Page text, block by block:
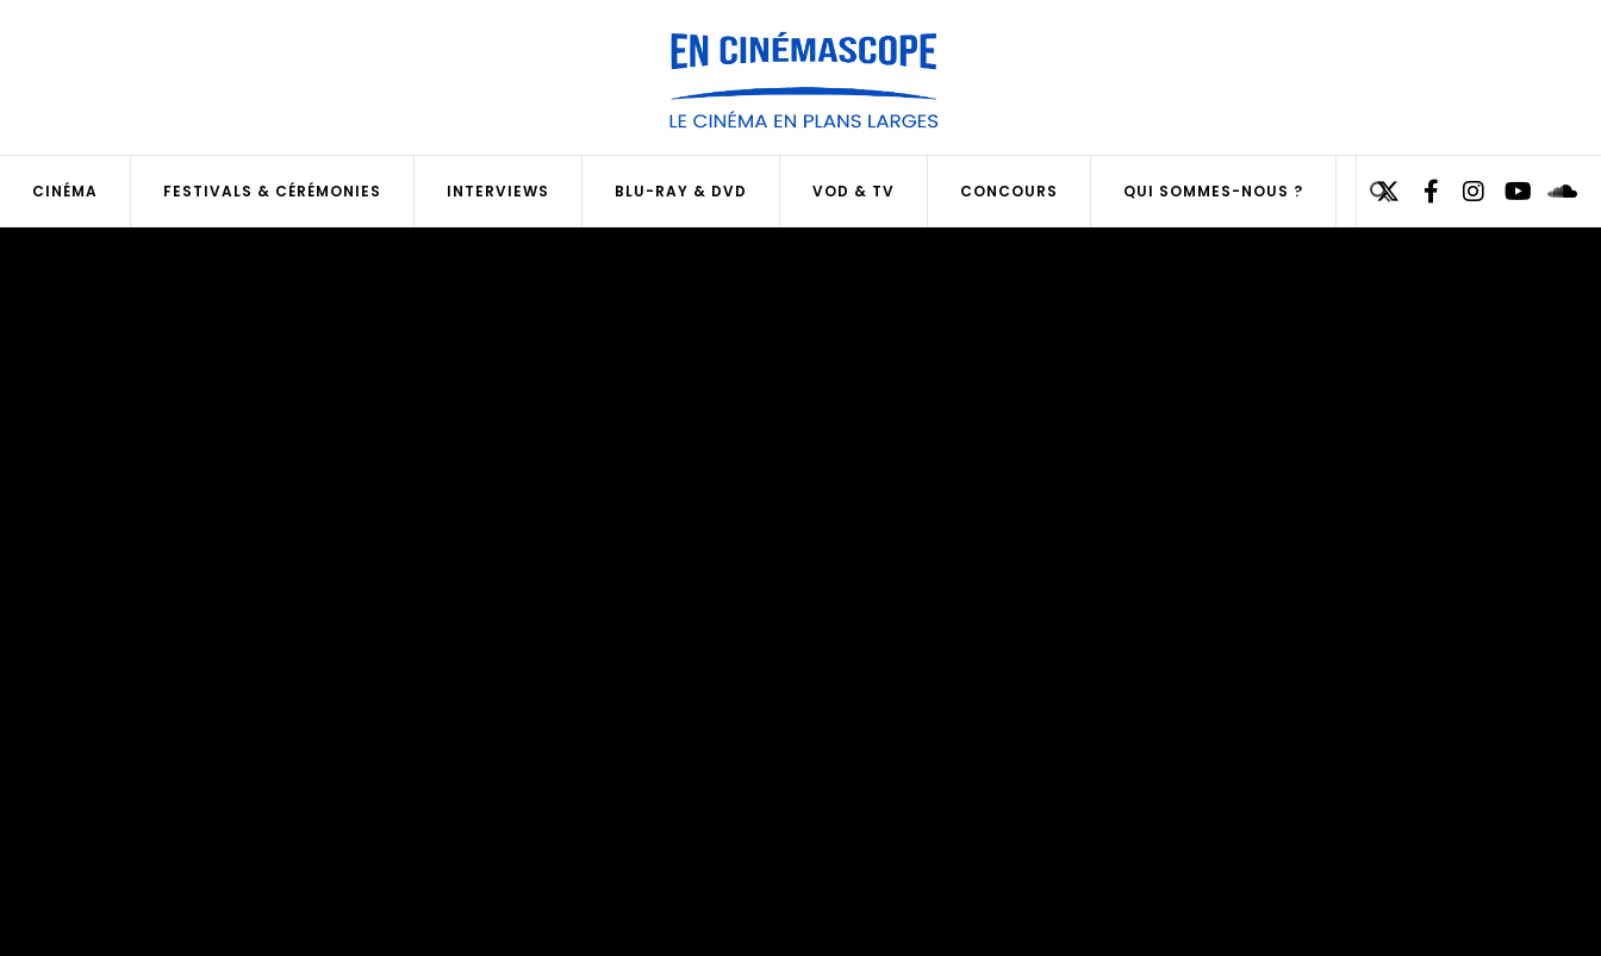
CINÉMA FESTIVALS & CÉRÉMONIES INTERVIEWS BLU-RAY & DVD VOD & TV CONCOURS QUI SOMMES-NOUS ? Search
for: